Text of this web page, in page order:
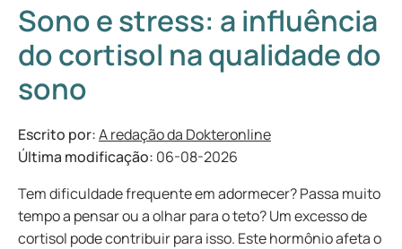
Sono e stress: a influência
do cortisol na qualidade do
sono
Escrito por:A redação da Dokteronline
Última modificação: 06-08-2026
Tem dificuldade frequente em adormecer? Passa muito
tempo a pensar ou a olhar para o teto? Um excesso de
cortisol pode contribuir para isso. Este hormônio afeta o